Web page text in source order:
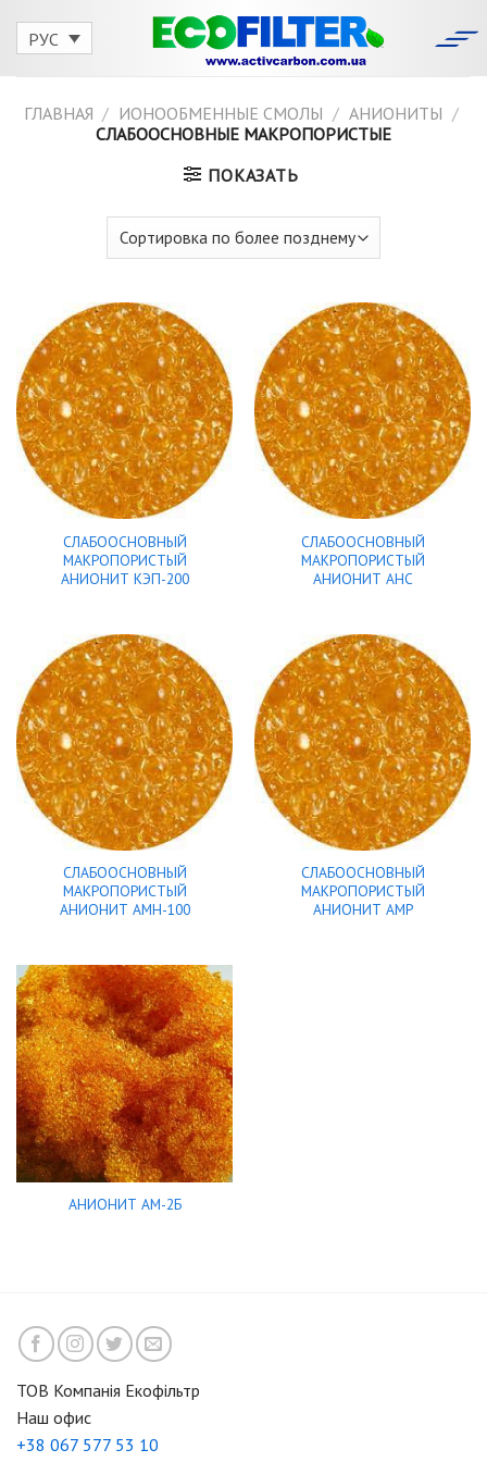
РУС
ГЛАВНАЯ / ИОНООБМЕННЫЕ СМОЛЫ / АНИОНИТЫ /
СЛАБООСНОВНЫЕ МАКРОПОРИСТЫЕ
ПОКАЗАТЬ
СЛАБООСНОВНЫЙ
МАКРОПОРИСТЫЙ
АНИОНИТ КЭП-200
СЛАБООСНОВНЫЙ
МАКРОПОРИСТЫЙ
АНИОНИТ АНС
СЛАБООСНОВНЫЙ
МАКРОПОРИСТЫЙ
АНИОНИТ АМН-100
СЛАБООСНОВНЫЙ
МАКРОПОРИСТЫЙ
АНИОНИТ АМР
АНИОНИТ АМ-2Б
ТОВ Компанія Екофільтр
Наш офис
+38 067 577 53 10